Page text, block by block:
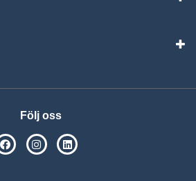
Följ oss
SPSM på Facebook
SPSM på Instagram